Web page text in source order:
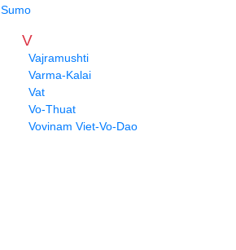
Sumo
V
Vajramushti
Varma-Kalai
Vat
Vo-Thuat
Vovinam Viet-Vo-Dao